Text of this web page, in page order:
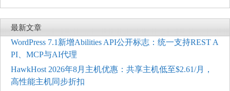
最新文章
WordPress 7.1新增Abilities API公开标志：统一支持REST A
PI、MCP与AI代理
HawkHost 2026年8月主机优惠：共享主机低至$2.61/月，
高性能主机同步折扣